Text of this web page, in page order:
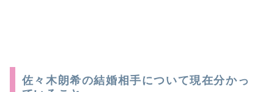
佐々木朗希の結婚相手について現在分かっ